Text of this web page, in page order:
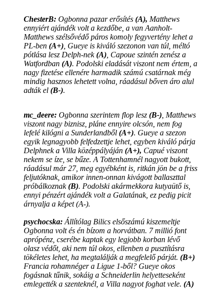
ChesterB: Ogbonna pazar erősítés (A), Matthews
ennyiért ajándék volt a kezdőbe, a van Aanholt-
Matthews szélsővédő páros komoly fegyvertény lehet a
PL-ben (A+) , Gueye is kiváló szezonon van túl, méltó
pótlása lesz Delph-nek(A) , Capoue szintén zenész a
Watfordban (A). Podolski eladását viszont nem értem, a
nagy fizetése ellenére harmadik számú csatárnak még
mindig hasznos lehetett volna, ráadásul bőven áro alul
adták el (B-).
mc_deere: Ogbonna szerintem flop lesz (B-) , Matthews
viszont nagy biznisz, pláne ennyire olcsón, nem fog
lefelé kilógni a Sunderlandből (A+). Gueye a szezon
egyik legnagyobb felfedzettje lehet, egyben kiváló párja
Delphnek a Villa középpályáján (A+), Capué viszont
nekem se íze, se bűze. A Tottenhamnél nagyott bukott,
ráadásul már 27, meg egyébként is, ritkán jön be a friss
feljutóknak, amikor innen-onnan kivágott ballaszttal
próbálkoznak(B). Podolski akármekkora kutyaütő is,
ennyi pénzért ajándék volt a Galatának, ez pedig picit
árnyalja a képet (A-).
psychocska: Állítólag Bilics elsőszámú kiszemeltje
Ogbonna volt és én bízom a horvátban. 7 millió font
aprópénz, cserébe kaptak egy legjobb korban lévő
olasz védőt, aki nem túl okos, ellenben a pusztításra
tökéletes lehet, ha megtalálják a megfelelő párját. (B+)
Francia rohamnéger a Ligue 1-ből? Gueye okos
fogásnak tűnik, sokáig a Schneiderlin helyetteseként
emlegették a szenteknél, a Villa nagyot foghat vele. (A)